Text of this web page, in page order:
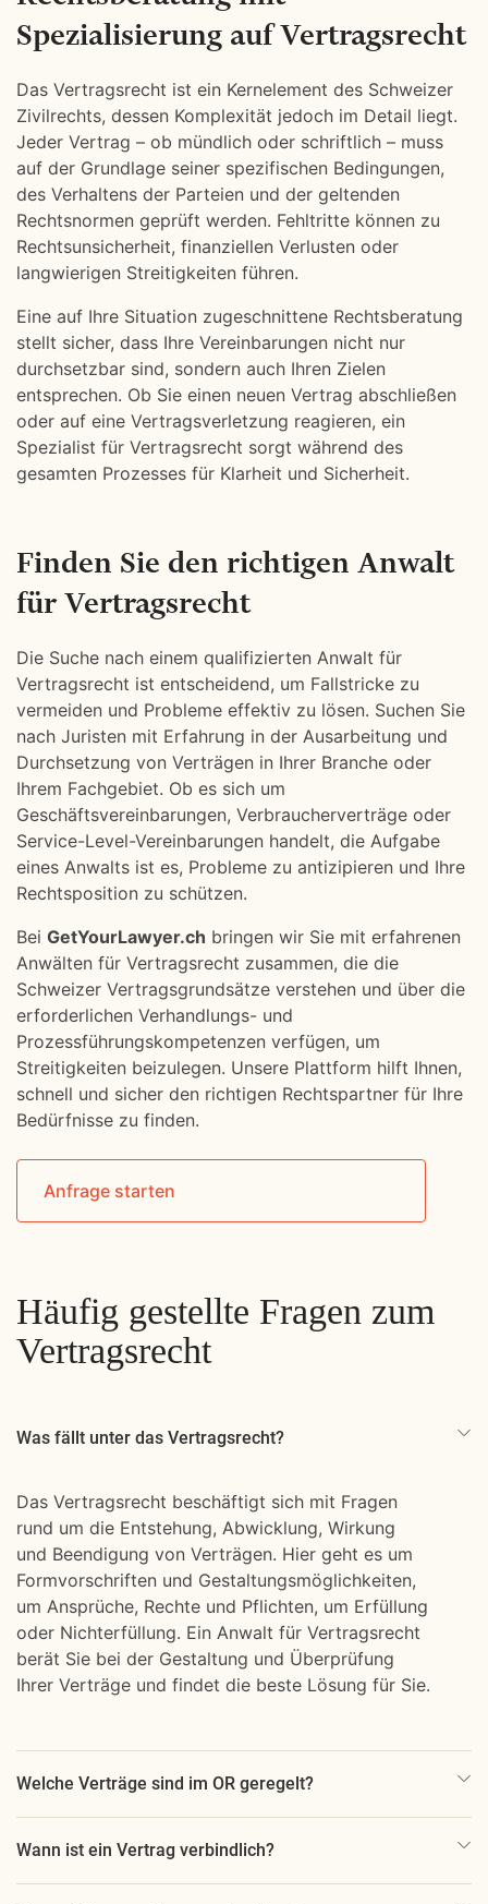
Spezialisierung auf Vertragsrecht
Das Vertragsrecht ist ein Kernelement des Schweizer
Zivilrechts, dessen Komplexität jedoch im Detail liegt.
Jeder Vertrag – ob mündlich oder schriftlich – muss
auf der Grundlage seiner spezifischen Bedingungen,
des Verhaltens der Parteien und der geltenden
Rechtsnormen geprüft werden. Fehltritte können zu
Rechtsunsicherheit, finanziellen Verlusten oder
langwierigen Streitigkeiten führen.
Eine auf Ihre Situation zugeschnittene Rechtsberatung
stellt sicher, dass Ihre Vereinbarungen nicht nur
durchsetzbar sind, sondern auch Ihren Zielen
entsprechen. Ob Sie einen neuen Vertrag abschließen
oder auf eine Vertragsverletzung reagieren, ein
Spezialist für Vertragsrecht sorgt während des
gesamten Prozesses für Klarheit und Sicherheit.
Finden Sie den richtigen Anwalt
für Vertragsrecht
Die Suche nach einem qualifizierten Anwalt für
Vertragsrecht ist entscheidend, um Fallstricke zu
vermeiden und Probleme effektiv zu lösen. Suchen Sie
nach Juristen mit Erfahrung in der Ausarbeitung und
Durchsetzung von Verträgen in Ihrer Branche oder
Ihrem Fachgebiet. Ob es sich um
Geschäftsvereinbarungen, Verbraucherverträge oder
Service-Level-Vereinbarungen handelt, die Aufgabe
eines Anwalts ist es, Probleme zu antizipieren und Ihre
Rechtsposition zu schützen.
Bei GetYourLawyer.ch bringen wir Sie mit erfahrenen
Anwälten für Vertragsrecht zusammen, die die
Schweizer Vertragsgrundsätze verstehen und über die
erforderlichen Verhandlungs- und
Prozessführungskompetenzen verfügen, um
Streitigkeiten beizulegen. Unsere Plattform hilft Ihnen,
schnell und sicher den richtigen Rechtspartner für Ihre
Bedürfnisse zu finden.
Anfrage starten
Häufig gestellte Fragen zum
Vertragsrecht
Was fällt unter das Vertragsrecht?
Das Vertragsrecht beschäftigt sich mit Fragen
rund um die Entstehung, Abwicklung, Wirkung
und Beendigung von Verträgen. Hier geht es um
Formvorschriften und Gestaltungsmöglichkeiten,
um Ansprüche, Rechte und Pflichten, um Erfüllung
oder Nichterfüllung. Ein Anwalt für Vertragsrecht
berät Sie bei der Gestaltung und Überprüfung
Ihrer Verträge und findet die beste Lösung für Sie.
Welche Verträge sind im OR geregelt?
Wann ist ein Vertrag verbindlich?